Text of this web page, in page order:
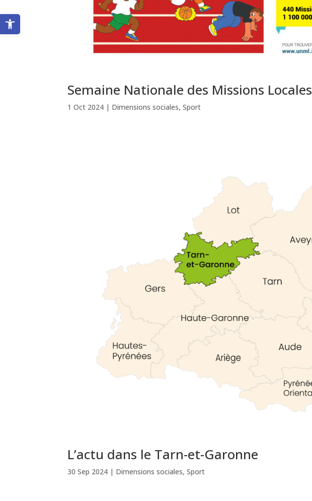
Ouvrir la barre d’outils
Semaine Nationale des Missions Locales
1 Oct 2024 | Dimensions sociales,Sport
L’actu dans le Tarn-et-Garonne
30 Sep 2024 | Dimensions sociales,Sport